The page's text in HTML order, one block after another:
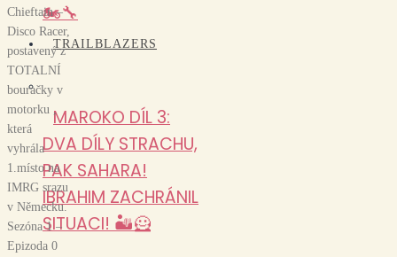
🏍️🔧
TRAILBLAZERS
MAROKO DÍL 3:
DVA DÍLY STRACHU,
PAK SAHARA!
IBRAHIM ZACHRÁNIL
SITUACI! 🏜️🦸
Chieftain –
Disco Racer,
postavený z
TOTALNÍ
bouračky v
motorku ,
která
vyhrála
1.místo na
IMRG srazu
v Německu.
Sezóna 1 –
Epizoda 0